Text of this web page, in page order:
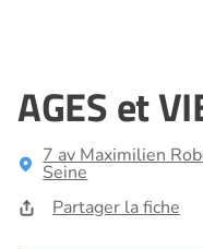
AGES et
7 av Maximilien
Seine
Partager la fiche